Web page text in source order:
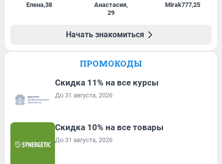
Елена,38 Анастасия,
29
Mirak777,25
Начать знакомиться
ПРОМОКОДЫ
Скидка 11% на все курсы
До 31 августа, 2026
Скидка 10% на все товары
До 31 августа, 2026